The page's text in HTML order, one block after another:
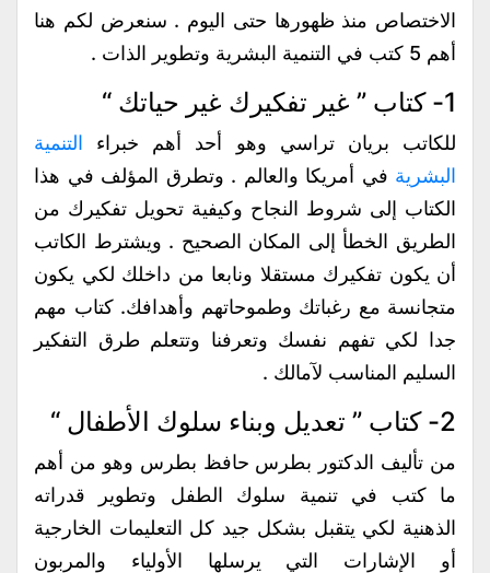
الاختصاص منذ ظهورها حتى اليوم . سنعرض لكم هنا
أهم 5 كتب في التنمية البشرية وتطوير الذات .
1- كتاب ” غير تفكيرك غير حياتك “
للكاتب بريان تراسي وهو أحد أهم خبراء التنمية
البشرية في أمريكا والعالم . وتطرق المؤلف في هذا
الكتاب إلى شروط النجاح وكيفية تحويل تفكيرك من
الطريق الخطأ إلى المكان الصحيح . ويشترط الكاتب
أن يكون تفكيرك مستقلا ونابعا من داخلك لكي يكون
متجانسة مع رغباتك وطموحاتهم وأهدافك. كتاب مهم
جدا لكي تفهم نفسك وتعرفنا وتتعلم طرق التفكير
السليم المناسب لآمالك .
2- كتاب ” تعديل وبناء سلوك الأطفال “
من تأليف الدكتور بطرس حافظ بطرس وهو من أهم
ما كتب في تنمية سلوك الطفل وتطوير قدراته
الذهنية لكي يتقبل بشكل جيد كل التعليمات الخارجية
أو الإشارات التي يرسلها الأولياء والمربون